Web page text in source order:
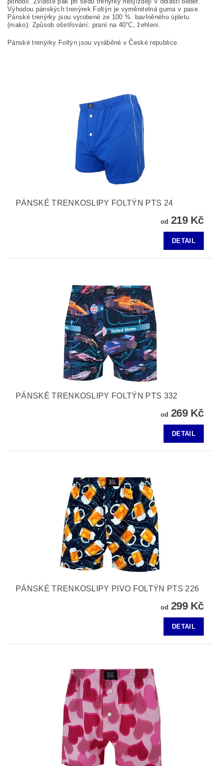
Výhodou pánských trenýrek Foltýn je vyměnitelná guma v pase.
Pánské trenýrky jsou vyrobené ze 100 %
bavlněného úpletu
(mako). Způsob ošetřování: praní na 40°C, žehlení.
Pánské trenýrky Foltýn jsou vyráběné v České republice.
PÁNSKÉ TRENKOSLIPY FOLTÝN PTS 24
od 219 Kč
DETAIL
PÁNSKÉ TRENKOSLIPY FOLTÝN PTS 332
od 269 Kč
DETAIL
PÁNSKÉ TRENKOSLIPY PIVO FOLTÝN PTS 226
od 299 Kč
DETAIL